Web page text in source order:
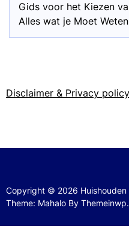
Gids voor het Kiezen
Alles wat je Moet Weten
Disclaimer & Privacy policy
Copyright © 2026 Huishouden
Theme: Mahalo By Themeinwp.